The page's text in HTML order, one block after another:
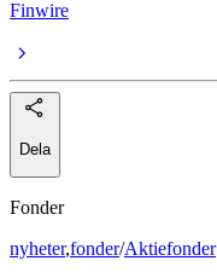
Finwire
Dela
Fonder
nyheter,fonder/Aktiefonder